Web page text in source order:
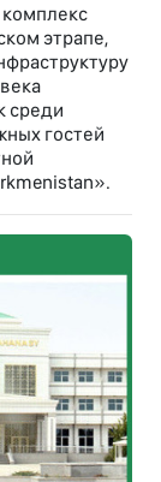
этрапе,
среди
гостей